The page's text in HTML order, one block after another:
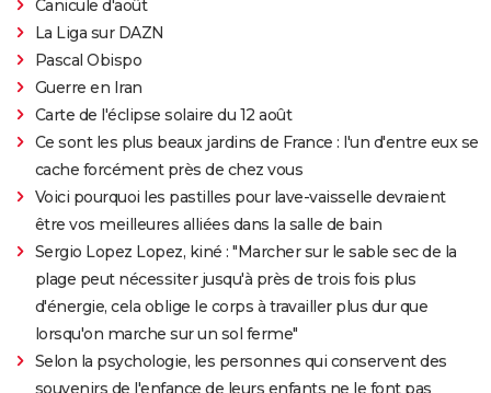
Canicule d'août
La Liga sur DAZN
Pascal Obispo
Guerre en Iran
Carte de l'éclipse solaire du 12 août
Ce sont les plus beaux jardins de France : l'un d'entre eux se
cache forcément près de chez vous
Voici pourquoi les pastilles pour lave-vaisselle devraient
être vos meilleures alliées dans la salle de bain
Sergio Lopez Lopez, kiné : "Marcher sur le sable sec de la
plage peut nécessiter jusqu'à près de trois fois plus
d'énergie, cela oblige le corps à travailler plus dur que
lorsqu'on marche sur un sol ferme"
Selon la psychologie, les personnes qui conservent des
souvenirs de l'enfance de leurs enfants ne le font pas